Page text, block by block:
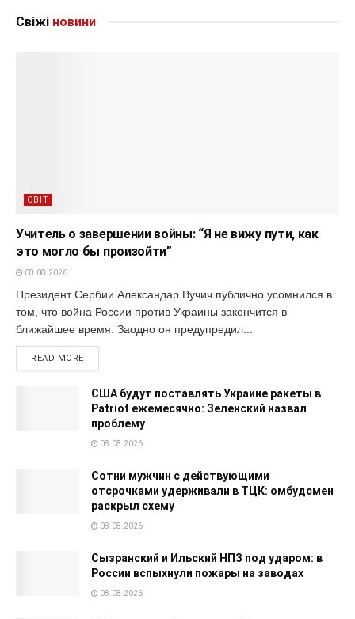
Свіжі новини
СВІТ
Учитель о завершении войны: “Я не вижу пути, как
это могло бы произойти”
08.08.2026
Президент Сербии Александар Вучич публично усомнился в
том, что война России против Украины закончится в
ближайшее время. Заодно он предупредил...
READ MORE
США будут поставлять Украине ракеты в
Patriot ежемесячно: Зеленский назвал
проблему
08.08.2026
Сотни мужчин с действующими
отсрочками удерживали в ТЦК: омбудсмен
раскрыл схему
08.08.2026
Сызранский и Ильский НПЗ под ударом: в
России вспыхнули пожары на заводах
08.08.2026